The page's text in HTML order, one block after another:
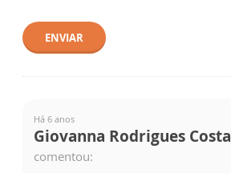
ENVIAR
Há 6 anos
Giovanna Rodrigues Costa
comentou: